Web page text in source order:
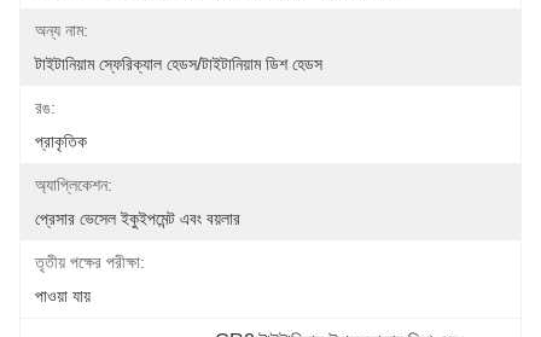
অন্য নাম:
টাইটানিয়াম স্ফেরিক্যাল হেডস/টাইটানিয়াম ডিশ হেডস
রঙ:
প্রাকৃতিক
অ্যাপ্লিকেশন:
প্রেসার ভেসেল ইকুইপমেন্ট এবং বয়লার
তৃতীয় পক্ষের পরীক্ষা:
পাওয়া যায়